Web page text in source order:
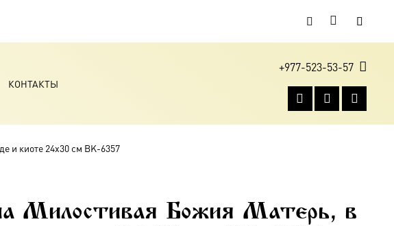
КОНТАКТЫ
+977-523-53-57
и киоте 24х30 см BK-6357
Милостивая Божия Матерь, в